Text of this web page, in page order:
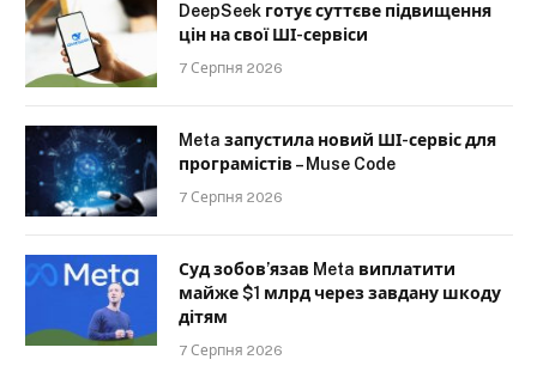
DeepSeek готує суттєве підвищення
цін на свої ШІ-сервіси
7 Серпня 2026
Meta запустила новий ШІ-сервіс для
програмістів – Muse Code
7 Серпня 2026
Суд зобов’язав Meta виплатити
майже $1 млрд через завдану шкоду
дітям
7 Серпня 2026